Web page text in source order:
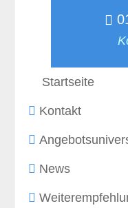
Startseite
Kontakt
News